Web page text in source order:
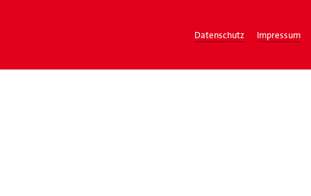
Datenschutz Impressum